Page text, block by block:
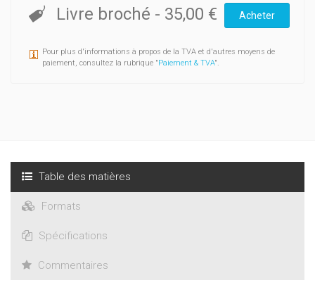
les plus grands mouvements artistiques, depuis la seconde
moitié du XXe siècle, jusqu’à ses derniers projets en cours
Livre broché - 35,00 € Acheter
Pour plus d'informations à propos de la TVA et d'autres moyens de
paiement, consultez la rubrique "Paiement & TVA".
Table des matières
Formats
Spécifications
Commentaires